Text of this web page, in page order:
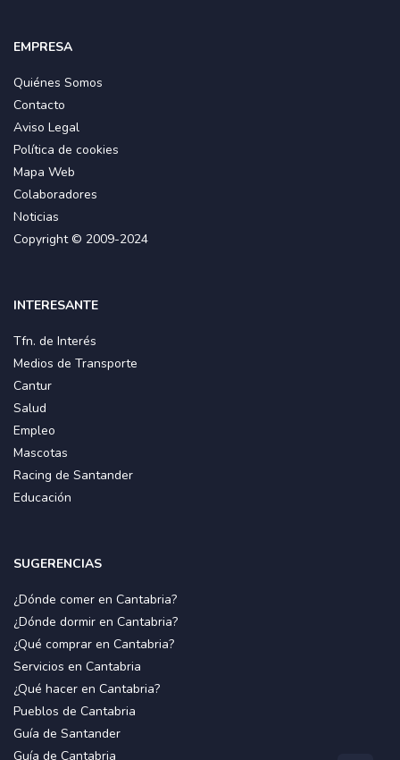
EMPRESA
Quiénes Somos
Contacto
Aviso Legal
Política de cookies
Mapa Web
Colaboradores
Noticias
Copyright © 2009-2024
INTERESANTE
Tfn. de Interés
Medios de Transporte
Cantur
Salud
Empleo
Mascotas
Racing de Santander
Educación
SUGERENCIAS
¿Dónde comer en Cantabria?
¿Dónde dormir en Cantabria?
¿Qué comprar en Cantabria?
Servicios en Cantabria
¿Qué hacer en Cantabria?
Pueblos de Cantabria
Guía de Santander
Guía de Cantabria